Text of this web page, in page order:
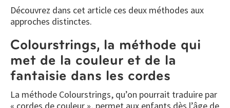
Découvrez dans cet article ces deux méthodes aux
approches distinctes.
Colourstrings, la méthode qui
met de la couleur et de la
fantaisie dans les cordes
La méthode Colourstrings, qu’on pourrait traduire par